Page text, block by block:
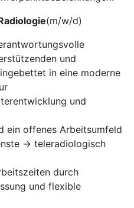
(m/w/d)
und
in eine moderne
und
ein offenes Arbeitsumfeld
-> teleradiologisch
durch
und flexible